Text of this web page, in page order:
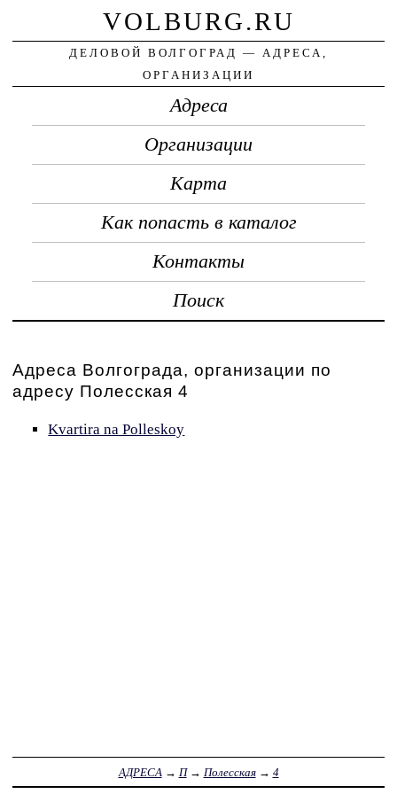
VOLBURG.RU
ДЕЛОВОЙ ВОЛГОГРАД — АДРЕСА,
ОРГАНИЗАЦИИ
Адреса
Организации
Карта
Как попасть в каталог
Контакты
Поиск
Адреса Волгограда, организации по
адресу Полесская 4
Kvartira na Polleskoy
АДРЕСА → П→ Полесская→ 4